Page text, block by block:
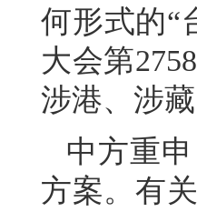
何形式的“
大会第
涉港、涉
中方重
方案。有